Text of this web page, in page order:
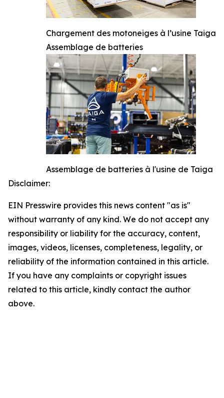
Chargement des motoneiges à l’usine Taiga
Assemblage de batteries
Assemblage de batteries à l'usine de Taiga
Disclaimer:
EIN Presswire provides this news content "as is"
without warranty of any kind. We do not accept any
responsibility or liability for the accuracy, content,
images, videos, licenses, completeness, legality, or
reliability of the information contained in this article.
If you have any complaints or copyright issues
related to this article, kindly contact the author
above.